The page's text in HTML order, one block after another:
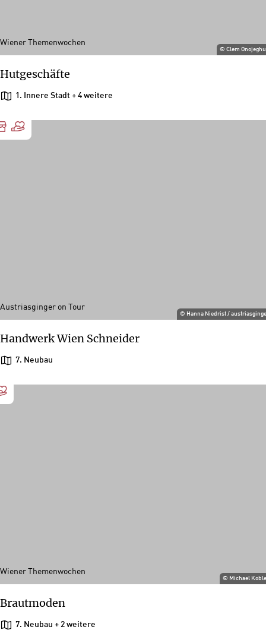
©Clem
Wiener Themenwochen
Hutgeschäfte
1. Innere Stadt + 4 weitere
© Hanna Niedrist /
Austriasginger on Tour
Handwerk Wien Schneider
7. Neubau
© Michael
Wiener Themenwochen
Brautmoden
7. Neubau + 2 weitere